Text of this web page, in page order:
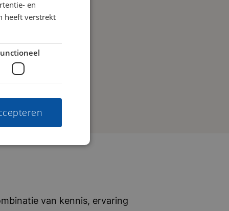
van kennis, ervaring
en
heeft verstrekt